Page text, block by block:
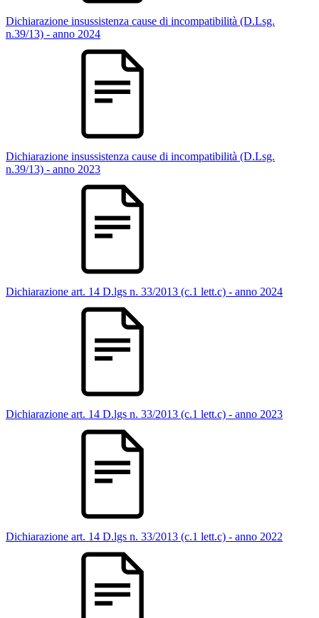
Dichiarazione insussistenza cause di incompatibilità (D.Lsg.
n.39/13) - anno 2024
Dichiarazione insussistenza cause di incompatibilità (D.Lsg.
n.39/13) - anno 2023
Dichiarazione art. 14 D.lgs n. 33/2013 (c.1 lett.c) - anno 2024
Dichiarazione art. 14 D.lgs n. 33/2013 (c.1 lett.c) - anno 2023
Dichiarazione art. 14 D.lgs n. 33/2013 (c.1 lett.c) - anno 2022